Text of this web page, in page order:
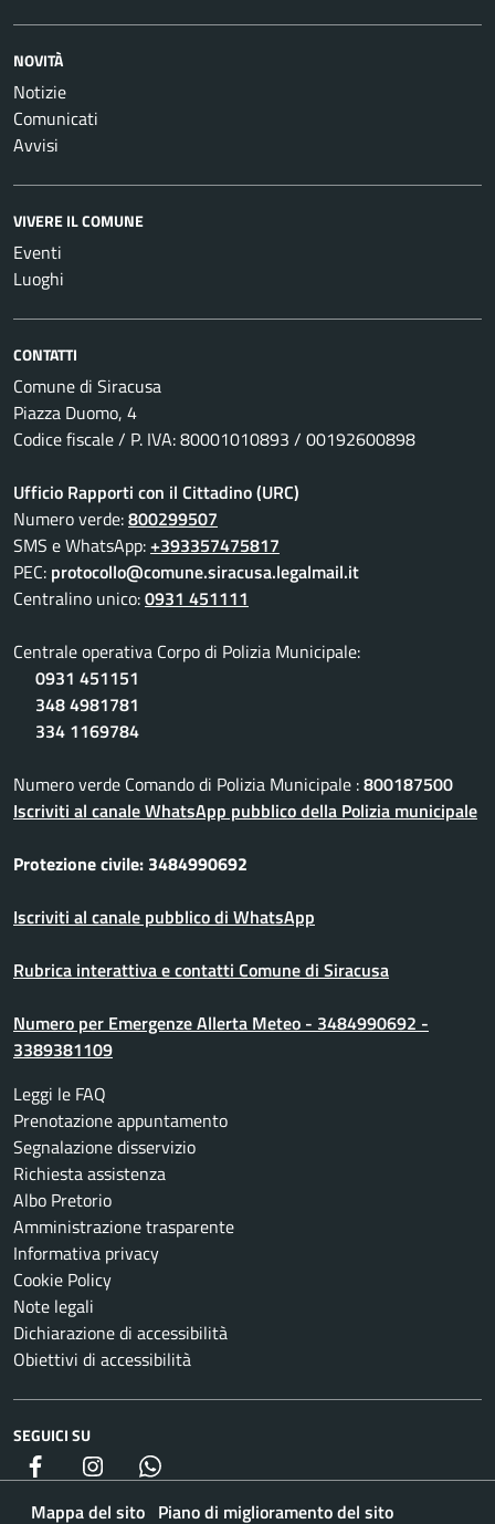
NOVITÀ
Notizie
Comunicati
Avvisi
VIVERE IL COMUNE
Eventi
Luoghi
CONTATTI
Comune di Siracusa
Piazza Duomo, 4
Codice fiscale / P. IVA: 80001010893 / 00192600898
Ufficio Rapporti con il Cittadino (URC)
Numero verde:800299507
SMS e WhatsApp:+393357475817
PEC: protocollo@comune.siracusa.legalmail.it
Centralino unico:0931 451111
Centrale operativa Corpo di Polizia Municipale:
0931 451151
348 4981781
334 1169784
Numero verde Comando di Polizia Municipale :800187500
Iscriviti al canale WhatsApp pubblico della Polizia municipale
Protezione civile: 3484990692
Iscriviti al canale pubblico di WhatsApp
Rubrica interattiva e contatti Comune di Siracusa
Numero per Emergenze Allerta Meteo - 3484990692 -
3389381109
Leggi le FAQ
Prenotazione appuntamento
Segnalazione disservizio
Richiesta assistenza
Albo Pretorio
Amministrazione trasparente
Informativa privacy
Cookie Policy
Note legali
Dichiarazione di accessibilità
Obiettivi di accessibilità
SEGUICI SU
Facebook Instagram
Mappa del sito Piano di miglioramento del sito